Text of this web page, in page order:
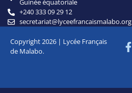
Guinée équatoriale
+240 333 09 29 12
secretariat@lyceefrancaismalabo.org
Copyright 2026 | Lycée Français
de Malabo.